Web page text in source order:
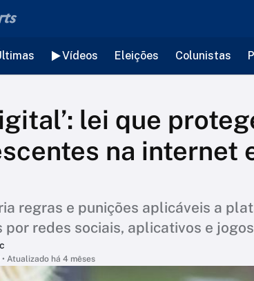
Vídeos Eleições Colunistas
lei que
na internet
regras e punições aplicáveis a
por redes sociais, aplicativos e
• Atualizado há 4 mêses